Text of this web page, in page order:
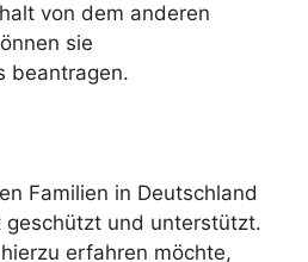
von dem anderen
sie
beantragen.
Familien in Deutschland
und unterstützt.
erfahren möchte,